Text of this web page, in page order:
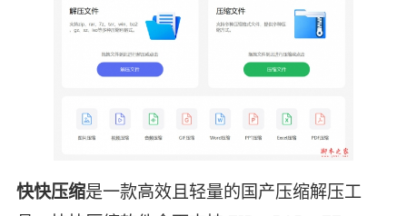
快快压缩是一款高效且轻量的国产压缩解压工